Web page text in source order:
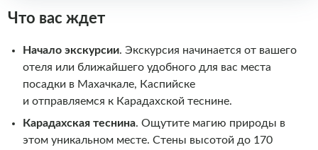
Что вас ждет
Начало экскурсии. Экскурсия начинается от вашего
отеля или ближайшего удобного для вас места
посадки в Махачкале, Каспийске
и отправляемся к Карадахской теснине.
Карадахская теснина. Ощутите магию природы в
этом уникальном месте. Стены высотой до 170